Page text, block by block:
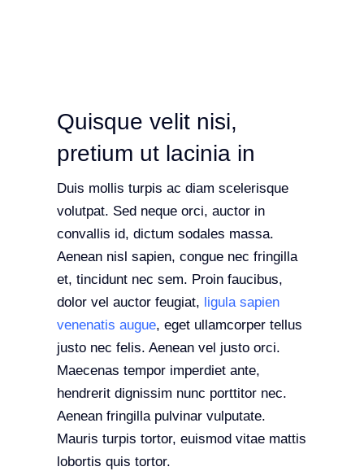
Quisque velit nisi,
pretium ut lacinia in
Duis mollis turpis ac diam scelerisque
volutpat. Sed neque orci, auctor in
convallis id, dictum sodales massa.
Aenean nisl sapien, congue nec fringilla
et, tincidunt nec sem. Proin faucibus,
dolor vel auctor feugiat, ligula sapien
venenatis augue, eget ullamcorper tellus
justo nec felis. Aenean vel justo orci.
Maecenas tempor imperdiet ante,
hendrerit dignissim nunc porttitor nec.
Aenean fringilla pulvinar vulputate.
Mauris turpis tortor, euismod vitae mattis
lobortis quis tortor.